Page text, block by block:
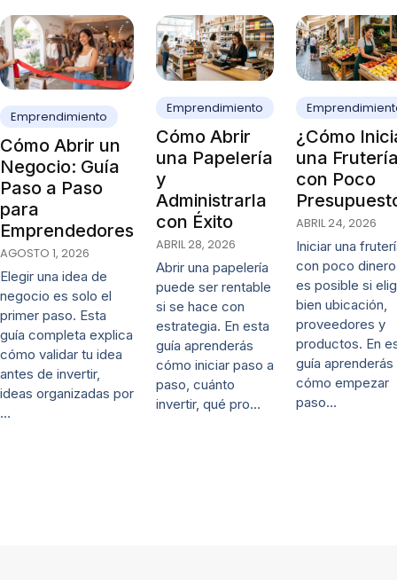
Emprendimiento
Cómo Abrir un
Negocio: Guía
Paso a Paso
para
Emprendedores
AGOSTO 1, 2026
Elegir una idea de
negocio es solo el
primer paso. Esta
guía completa explica
cómo validar tu idea
antes de invertir,
ideas organizadas por
…
Emprendimiento
Cómo Abrir
una Papelería
y
Administrarla
con Éxito
ABRIL 28, 2026
Abrir una papelería
puede ser rentable
si se hace con
estrategia. En esta
guía aprenderás
cómo iniciar paso a
paso, cuánto
invertir, qué pro…
¿Cómo
una
con Poco
ABRIL 24, 2026
Iniciar una
con poco dinero
es posible si
bien ubicación,
proveedores y
productos. En
guía aprenderás
cómo empezar
paso…